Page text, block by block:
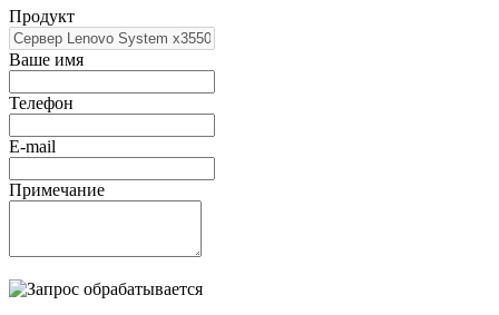
Продукт
Ваше имя
Телефон
E-mail
Примечание